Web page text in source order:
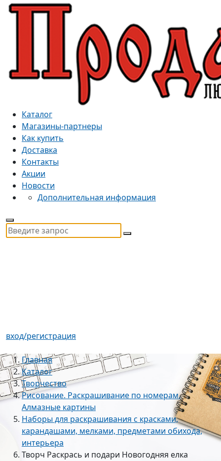
Каталог
Магазины-партнеры
Как купить
Доставка
Контакты
Акции
Новости
Дополнительная информация
вход/регистрация
Главная
Каталог
Творчество
Рисование. Раскрашивание по номерам.
Алмазные картины
Наборы для раскрашивания с красками,
карандашами, мелками, предметами обихода,
интерьера
Творч Раскрась и подари Новогодняя елка